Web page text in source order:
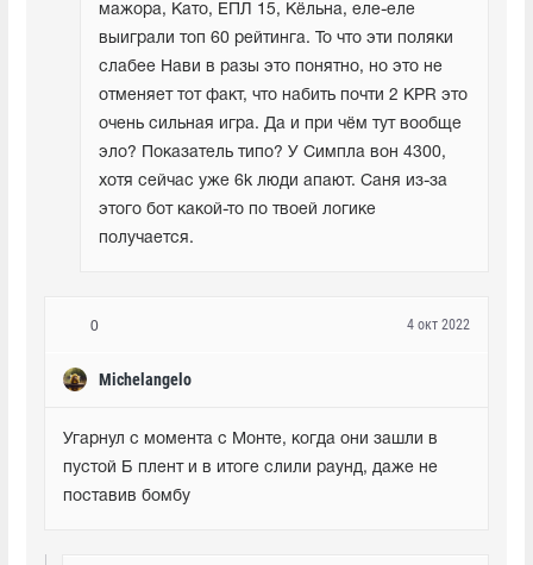
мажора, Като, ЕПЛ 15, Кёльна, еле-еле
выиграли топ 60 рейтинга. То что эти поляки
слабее Нави в разы это понятно, но это не
отменяет тот факт, что набить почти 2 KPR это
очень сильная игра. Да и при чём тут вообще
эло? Показатель типо? У Симпла вон 4300,
хотя сейчас уже 6k люди апают. Саня из-за
этого бот какой-то по твоей логике
получается.
0
Michelangelo
4 окт 2022
Угарнул с момента с Монте, когда они зашли в
пустой Б плент и в итоге слили раунд, даже не
поставив бомбу